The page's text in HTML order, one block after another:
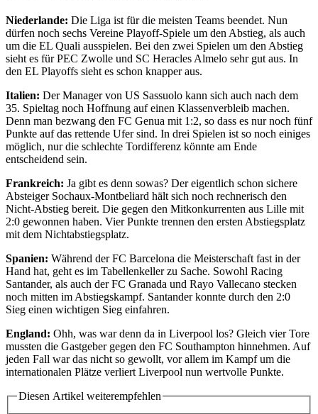
Niederlande: Die Liga ist für die meisten Teams beendet. Nun
dürfen noch sechs Vereine Playoff-Spiele um den Abstieg, als auch
um die EL Quali ausspielen. Bei den zwei Spielen um den Abstieg
sieht es für PEC Zwolle und SC Heracles Almelo sehr gut aus. In
den EL Playoffs sieht es schon knapper aus.
Italien: Der Manager von US Sassuolo kann sich auch nach dem
35. Spieltag noch Hoffnung auf einen Klassenverbleib machen.
Denn man bezwang den FC Genua mit 1:2, so dass es nur noch fünf
Punkte auf das rettende Ufer sind. In drei Spielen ist so noch einiges
möglich, nur die schlechte Tordifferenz könnte am Ende
entscheidend sein.
Frankreich: Ja gibt es denn sowas? Der eigentlich schon sichere
Absteiger Sochaux-Montbeliard hält sich noch rechnerisch den
Nicht-Abstieg bereit. Die gegen den Mitkonkurrenten aus Lille mit
2:0 gewonnen haben. Vier Punkte trennen den ersten Abstiegsplatz
mit dem Nichtabstiegsplatz.
Spanien: Während der FC Barcelona die Meisterschaft fast in der
Hand hat, geht es im Tabellenkeller zu Sache. Sowohl Racing
Santander, als auch der FC Granada und Rayo Vallecano stecken
noch mitten im Abstiegskampf. Santander konnte durch den 2:0
Sieg einen wichtigen Sieg einfahren.
England: Ohh, was war denn da in Liverpool los? Gleich vier Tore
mussten die Gastgeber gegen den FC Southampton hinnehmen. Auf
jeden Fall war das nicht so gewollt, vor allem im Kampf um die
internationalen Plätze verliert Liverpool nun wertvolle Punkte.
Diesen Artikel weiterempfehlen